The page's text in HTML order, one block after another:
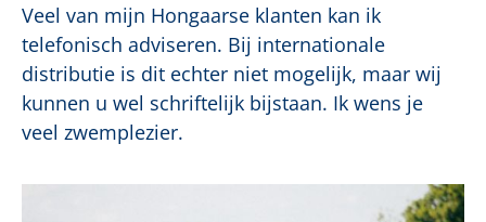
Veel van mijn Hongaarse klanten kan ik
telefonisch adviseren. Bij internationale
distributie is dit echter niet mogelijk, maar wij
kunnen u wel schriftelijk bijstaan. Ik wens je
veel zwemplezier.